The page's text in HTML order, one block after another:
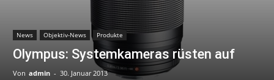
News Objektiv-News Produkte
Olympus: Systemkameras rüsten auf
Von admin - 30. Januar 2013